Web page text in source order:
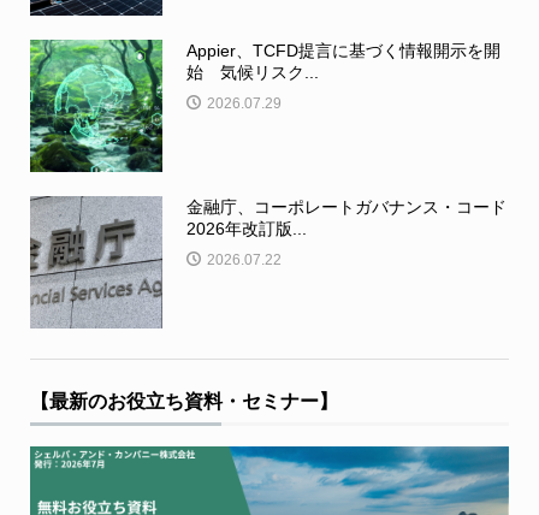
Appier、TCFD提言に基づく情報開示を開
始 気候リスク...
2026.07.29
金融庁、コーポレートガバナンス・コード
2026年改訂版...
2026.07.22
【最新のお役立ち資料・セミナー】